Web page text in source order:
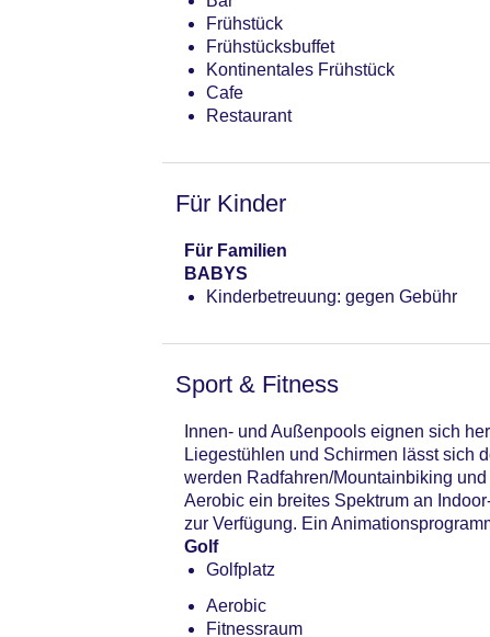
Gesamtanzahl der Zimmer: 206
Pools:Indoor Pool, Outdoor Pool,
Zahlungsarten: American Express,
Landeskategorie: 4 Sterne
Frühstück
Frühstücksbuffet
Kontinentales Frühstück
Cafe
Restaurant
Für Kinder
Für Familien
BABYS
Kinderbetreuung: gegen Gebühr
Sport & Fitness
Innen- und Außenpools eignen sich
Liegestühlen und Schirmen lässt sich
werden Radfahren/Mountainbiking
Aerobic ein breites Spektrum an
zur Verfügung. Ein
Golf
Golfplatz
Aerobic
Fitnessraum